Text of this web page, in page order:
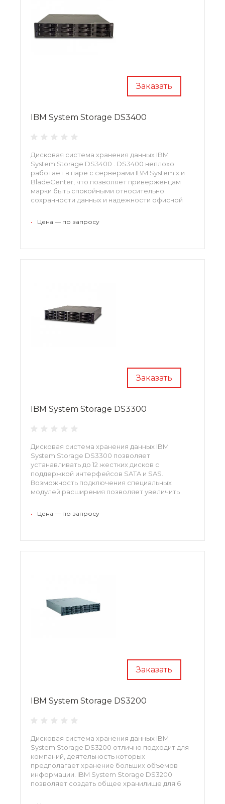
Заказать
IBM System Storage DS3400
Дисковая система хранения данных IBM
System Storage DS3400 . DS3400 неплохо
работает в паре с серверами IBM System x и
BladeCenter, что позволяет приверженцам
марки быть спокойными относительно
сохранности данных и надежности офисной
172642X, 172641X
• Цена — по запросу
Заказать
IBM System Storage DS3300
Дисковая система хранения данных IBM
System Storage DS3300 позволяет
устанавливать до 12 жестких дисков с
поддержкой интерфейсов SATA и SAS.
Возможность подключения специальных
модулей расширения позволяет увеличить
• Цена — по запросу
Заказать
IBM System Storage DS3200
Дисковая система хранения данных IBM
System Storage DS3200 отлично подходит для
компаний, деятельность которых
предполагает хранение больших объемов
информации. IBM System Storage DS3200
позволяет создать общее хранилище для 6